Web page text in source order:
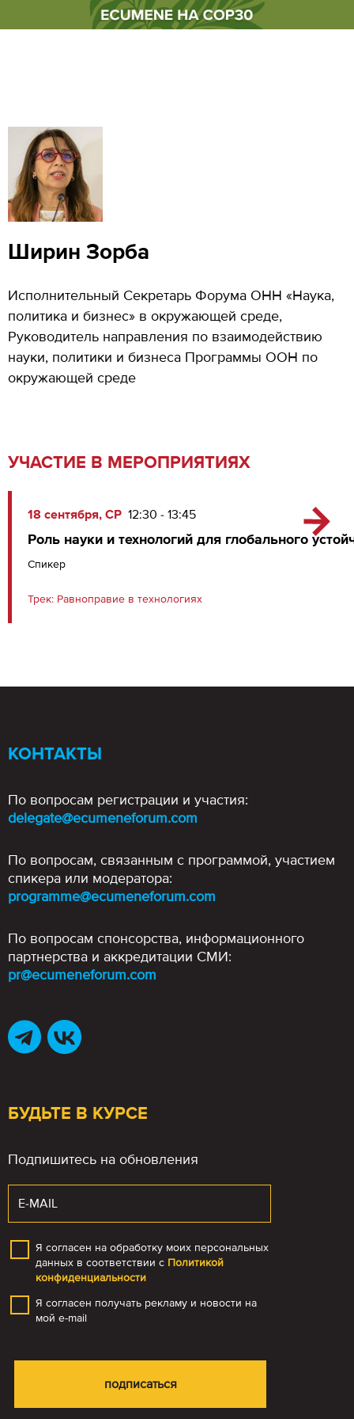
Ширин Зорба
Исполнительный Секретарь Форума ОНН «Наука,
политика и бизнес» в окружающей среде,
Руководитель направления по взаимодействию
науки, политики и бизнеса Программы ООН по
окружающей среде
УЧАСТИЕ В МЕРОПРИЯТИЯХ
18 сентября, СР 12:30 - 13:45
Роль науки и технологий для глобального
Спикер
Трек: Равноправие в технологиях
БУДЬТЕ В КУРСЕ
Подпишитесь на обновления
Я согласен на обработку моих персональных
данных в соответствии с Политикой
конфиденциальности
Я согласен получать рекламу и новости на
мой e-mail
КОНТАКТЫ
По вопросам регистрации и участия:
delegate@ecumeneforum.com
По вопросам, связанным с программой, участием
спикера или модератора:
programme@ecumeneforum.com
По вопросам спонсорства, информационного
партнерства и аккредитации СМИ:
pr@ecumeneforum.com